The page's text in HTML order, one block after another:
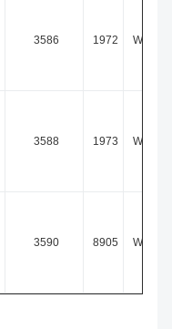
3586 1972
3588 1973
3590 8905